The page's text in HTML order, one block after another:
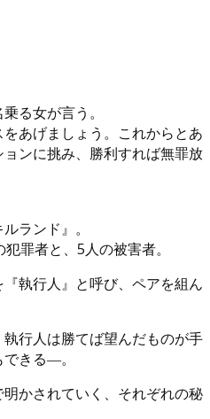
る女が言う。
をあげましょう。これからとあ
ンに挑み、勝利すれば無罪放
ランド』。
罪者と、5人の被害者。
執行人』と呼び、ペアを組ん
行人は勝てば望んだものが手
きる―。
かされていく、それぞれの秘